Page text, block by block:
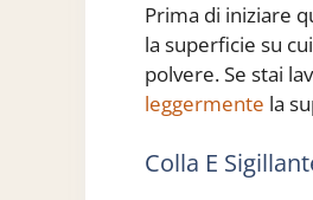
Prima di iniziare
la superficie su
polvere. Se stai
leggermente la
Colla E